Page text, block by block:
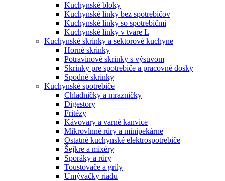
Kuchynské bloky
Kuchynské linky bez spotrebičov
Kuchynské linky so spotrebičmi
Kuchynské linky v tvare L
Kuchynské skrinky a sektorové kuchyne
Horné skrinky
Potravinové skrinky s výsuvom
Skrinky pre spotrebiče a pracovné dosky
Spodné skrinky
Kuchynské spotrebiče
Chladničky a mrazničky
Digestory
Fritézy
Kávovary a varné kanvice
Mikrovlnné rúry a minipekárne
Ostatné kuchynské elektrospotrebiče
Šejkre a mixéry
Sporáky a rúry
Toustovače a grily
Umývačky riadu